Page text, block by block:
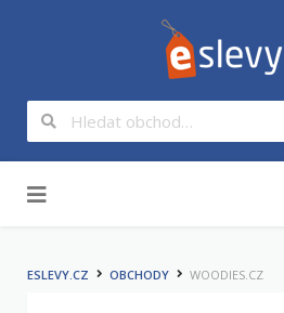
ESLEVY.CZ OBCHODY WOODIES.CZ